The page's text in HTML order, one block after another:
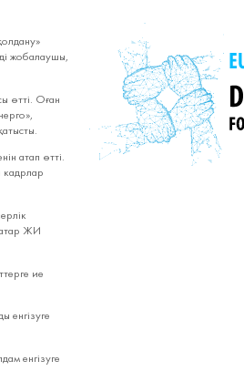
жобалаушы,
өтті. Оған
атап өтті.
кадрлар
ЖИ
ие
енгізуге
енгізуге